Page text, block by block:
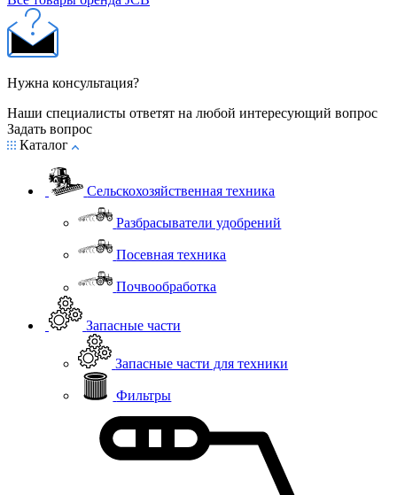
Нужна консультация?
Наши специалисты ответят на любой интересующий вопрос
Задать вопрос
Каталог
Сельскохозяйственная техника
Разбрасыватели удобрений
Посевная техника
Почвообработка
Запасные части
Запасные части для техники
Фильтры